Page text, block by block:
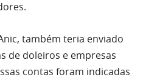
também teria enviado
de doleiros e empresas
contas foram indicadas